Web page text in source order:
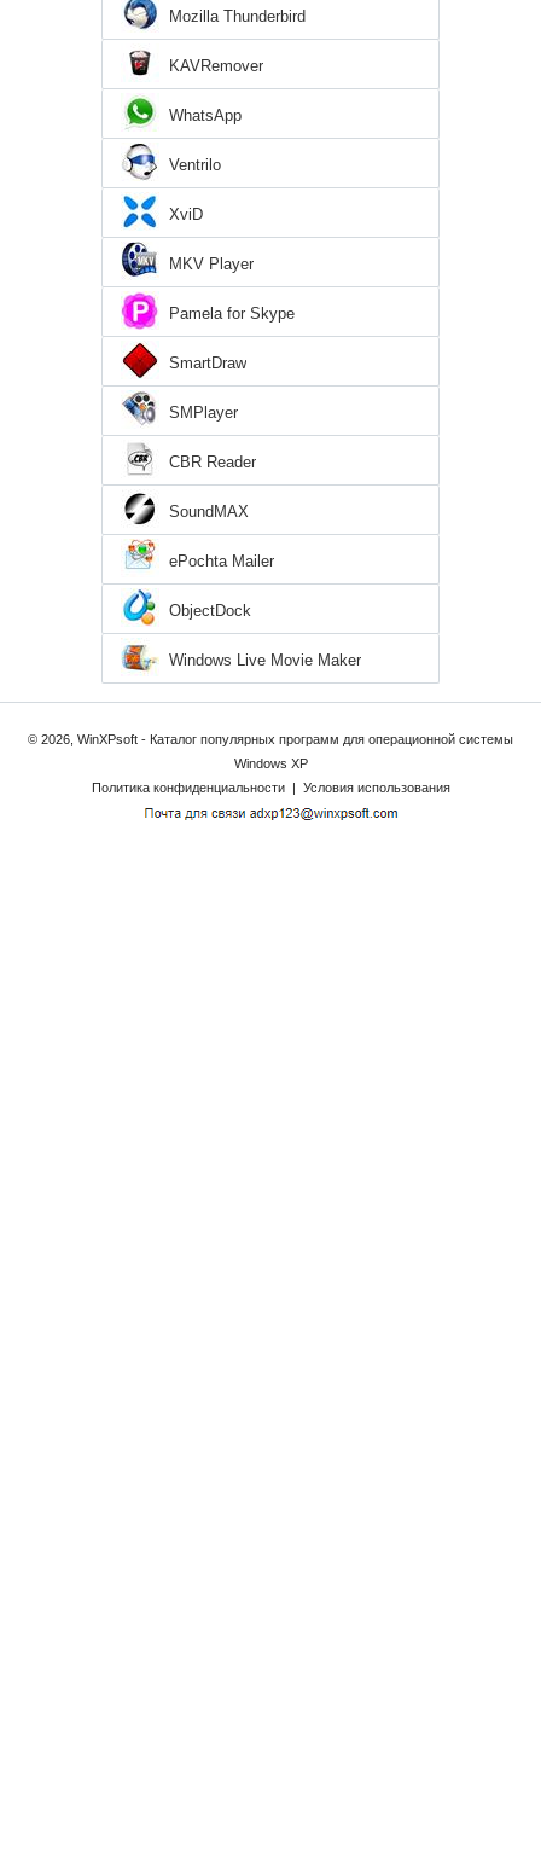
Mozilla Thunderbird
KAVRemover
WhatsApp
Ventrilo
XviD
MKV Player
Pamela for Skype
SmartDraw
SMPlayer
CBR Reader
SoundMAX
ePochta Mailer
ObjectDock
Windows Live Movie Maker
© 2026, WinXPsoft - Каталог популярных программ для операционной системы
Windows XP
Политика конфиденциальности
| Условия использования